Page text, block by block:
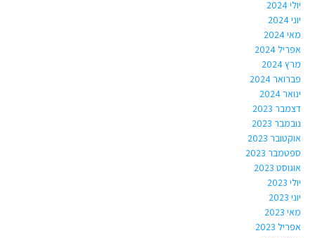
יולי 2024
יוני 2024
מאי 2024
אפריל 2024
מרץ 2024
פברואר 2024
ינואר 2024
דצמבר 2023
נובמבר 2023
אוקטובר 2023
ספטמבר 2023
אוגוסט 2023
יולי 2023
יוני 2023
מאי 2023
אפריל 2023